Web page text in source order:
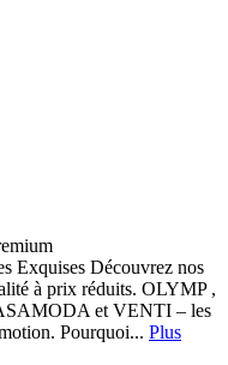
Exquises Découvrez nos
à prix réduits. OLYMP ,
et VENTI – les
Pourquoi... Plus